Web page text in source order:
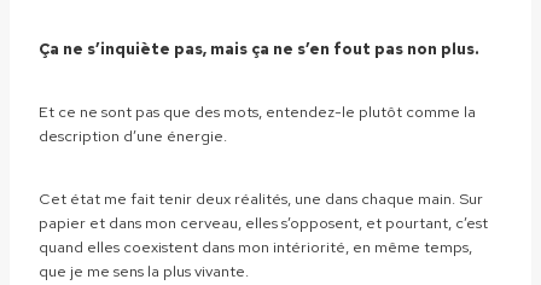
Ça ne s’inquiète pas, mais ça ne s’en fout pas non plus.
Et ce ne sont pas que des mots, entendez-le plutôt comme la
description d’une énergie.
Cet état me fait tenir deux réalités, une dans chaque main. Sur
papier et dans mon cerveau, elles s’opposent, et pourtant, c’est
quand elles coexistent dans mon intériorité, en même temps,
que je me sens la plus vivante.